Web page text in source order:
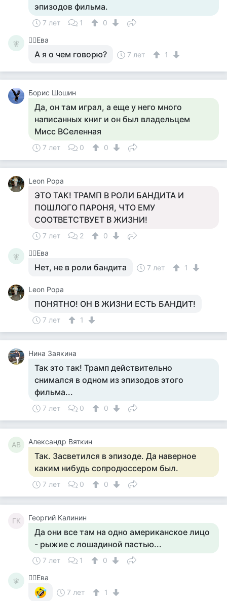
эпизодов фильма.
7 лет 1 0
🧚‍ 🧚‍♀️Ева
А я о чем говорю? 7 лет 1
Борис Шошин
Да, он там играл, а еще у него много
написанных книг и он был владельцем
Мисс ВСеленная
7 лет 0 0
Leon Popa
ЭТО ТАК! ТРАМП В РОЛИ БАНДИТА И
ПОШЛОГО ПАРОНЯ, ЧТО ЕМУ
СООТВЕТСТВУЕТ В ЖИЗНИ!
7 лет 2 0
🧚‍ 🧚‍♀️Ева
Нет, не в роли бандита 7 лет 1
Leon Popa
ПОНЯТНО! ОН В ЖИЗНИ ЕСТЬ БАНДИТ!
7 лет 1
Нина Заякина
Так это так! Трамп действительно
снимался в одном из эпизодов этого
фильма...
7 лет 0 0
АВ Александр Вяткин
Так. Засветился в эпизоде. Да наверное
каким нибудь сопродюссером был.
7 лет 0 0
ГК Георгий Калинин
Да они все там на одно американское лицо
- рыжие с лошадиной пастью...
7 лет 1 0
🧚‍
🧚‍♀️Ева
7 лет
1